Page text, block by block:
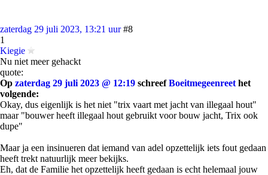
zaterdag 29 juli 2023, 13:21 uur #8
1
Kiegie
Nu niet meer gehackt
quote:
Op zaterdag 29 juli 2023 @ 12:19 schreefBoeitmegeenreet het
volgende:
Okay, dus eigenlijk is het niet "trix vaart met jacht van illegaal hout"
maar "bouwer heeft illegaal hout gebruikt voor bouw jacht, Trix ook
dupe"
Maar ja een insinueren dat iemand van adel opzettelijk iets fout gedaan
heeft trekt natuurlijk meer bekijks.
Eh, dat de Familie het opzettelijk heeft gedaan is echt helemaal jouw